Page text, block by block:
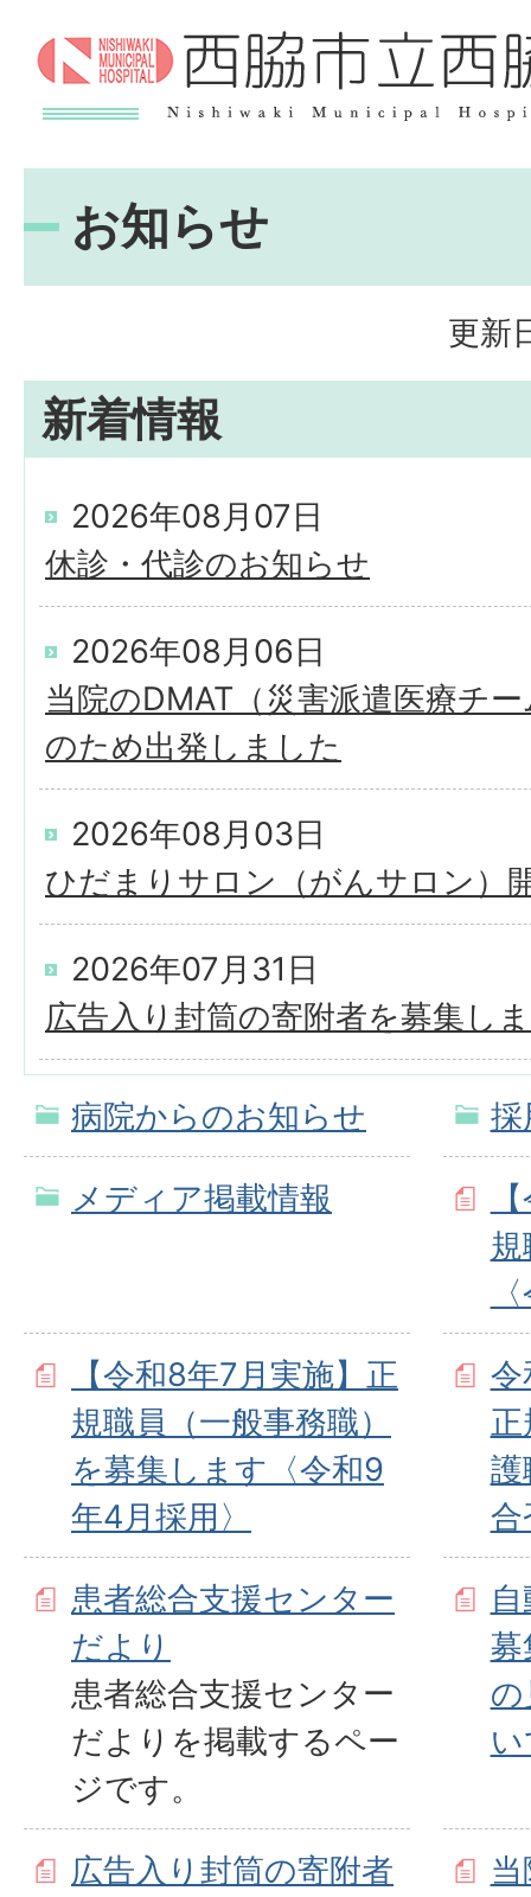
お知らせ
更新
新着情報
2026年08月07日
休診・代診のお知らせ
2026年08月06日
当院のDMAT（災害派遣医療チ
のため出発しました
2026年08月03日
ひだまりサロン（がんサロン）
2026年07月31日
広告入り封筒の寄附者を募集し
病院からのお知らせ 採
メディア掲載情報
【令和8年7月実施】正
規職員（一般事務職）
を募集します〈令和9
年4月採用〉
護
合
患者総合支援センター
だより
患者総合支援センター
だよりを掲載するペー
ジです。
募
広告入り封筒の寄附者